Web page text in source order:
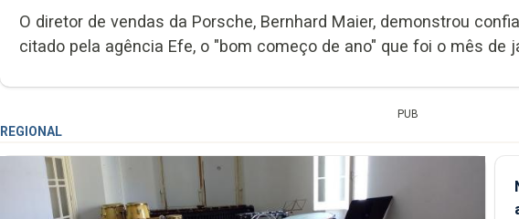
O diretor de vendas da Porsche, Bernhard Maier, demonstrou
citado pela agência Efe, o "bom começo de ano" que foi o mês de
PUB
REGIONAL